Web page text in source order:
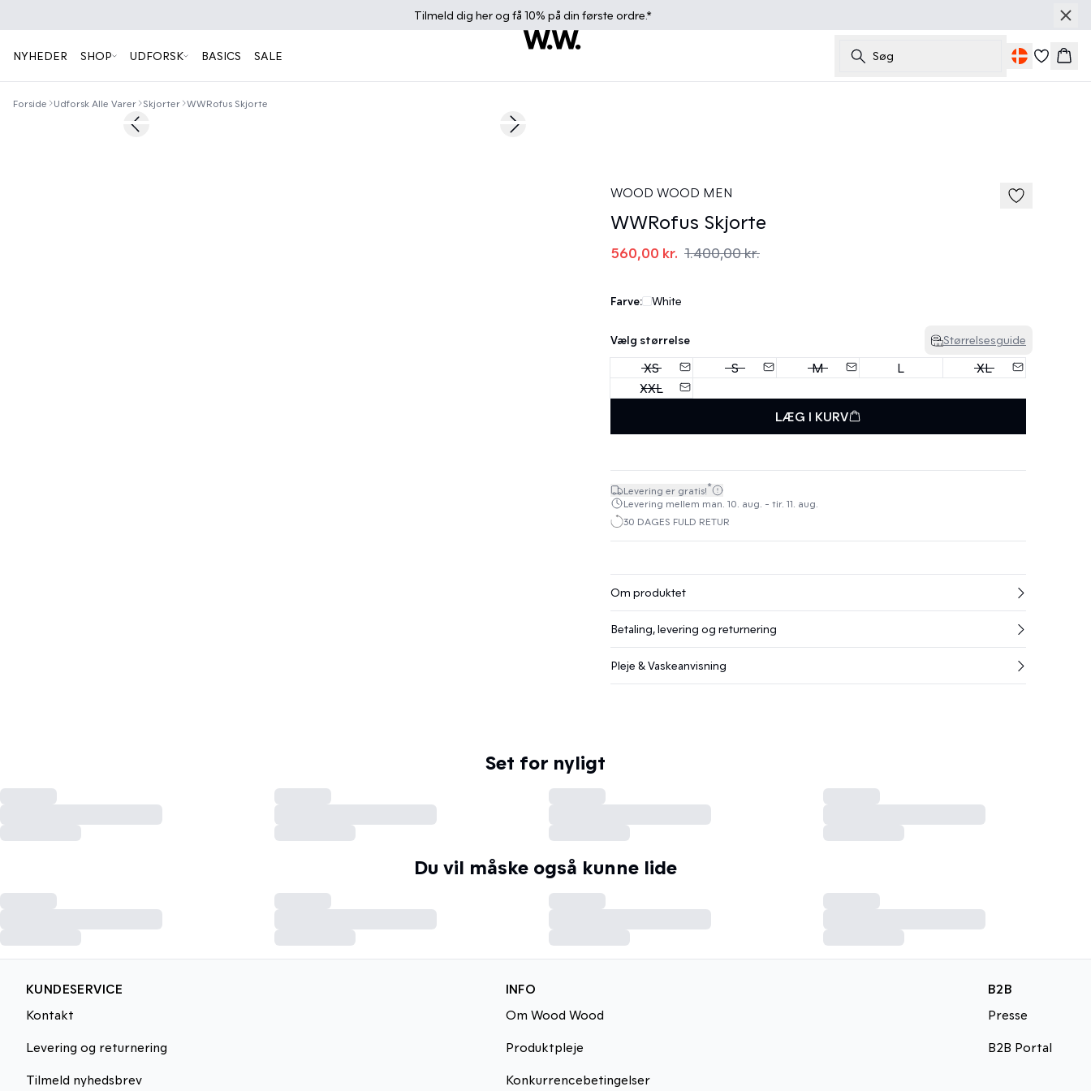
Tilmeld dig herog få 10% på din første ordre.*
NYHEDER SHOP UDFORSK BASICS SALE Søg Kurv
Forside Udforsk Alle Varer Skjorter WWRofus Skjorte
60%Previous slide Next slide
WOOD WOOD MEN
WWRofus Skjorte
560,00 kr. 1.400,00 kr.
Farve: White
Vælg størrelse Størrelsesguide
XS S M L
XL
XXL
LÆG I KURV
Levering er gratis!*
Levering mellem man. 10. aug. - tir. 11. aug.
30 DAGES FULD RETUR
Om produktet
Betaling, levering og returnering
Pleje & Vaskeanvisning
Set for nyligt
Du vil måske også kunne lide
KUNDESERVICE
Kontakt
Levering og returnering
Tilmeld nyhedsbrev
INFO
Om Wood Wood
Produktpleje
Konkurrencebetingelser
B2B
Presse
B2B Portal